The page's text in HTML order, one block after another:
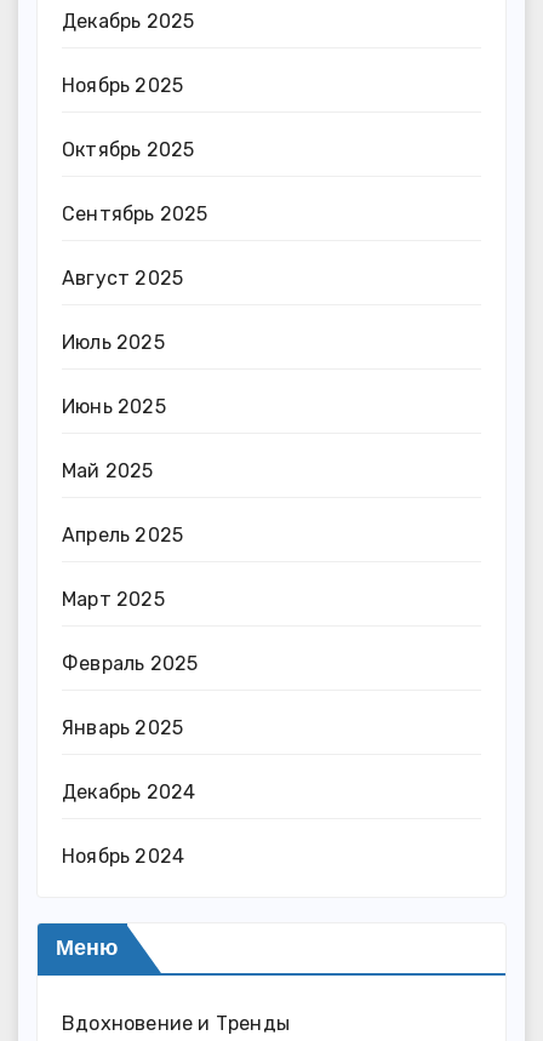
Декабрь 2025
Ноябрь 2025
Октябрь 2025
Сентябрь 2025
Август 2025
Июль 2025
Июнь 2025
Май 2025
Апрель 2025
Март 2025
Февраль 2025
Январь 2025
Декабрь 2024
Ноябрь 2024
Меню
Вдохновение и Тренды